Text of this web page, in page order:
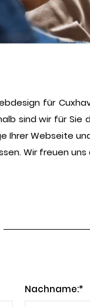
für
sind wir für Sie
Ihrer Webseite
Wir freuen
Nachname:*